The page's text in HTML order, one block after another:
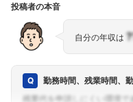
投稿者の本音
自分の年収は
勤務時間、残業時間、